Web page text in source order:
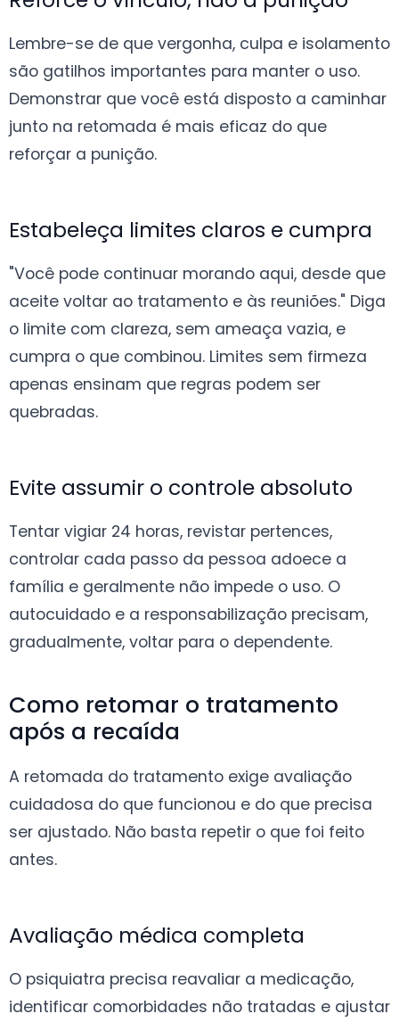
Lembre-se de que vergonha, culpa e isolamento
são gatilhos importantes para manter o uso.
Demonstrar que você está disposto a caminhar
junto na retomada é mais eficaz do que
reforçar a punição.
Estabeleça limites claros e cumpra
"Você pode continuar morando aqui, desde que
aceite voltar ao tratamento e às reuniões." Diga
o limite com clareza, sem ameaça vazia, e
cumpra o que combinou. Limites sem firmeza
apenas ensinam que regras podem ser
quebradas.
Evite assumir o controle absoluto
Tentar vigiar 24 horas, revistar pertences,
controlar cada passo da pessoa adoece a
família e geralmente não impede o uso. O
autocuidado e a responsabilização precisam,
gradualmente, voltar para o dependente.
Como retomar o tratamento
após a recaída
A retomada do tratamento exige avaliação
cuidadosa do que funcionou e do que precisa
ser ajustado. Não basta repetir o que foi feito
antes.
Avaliação médica completa
O psiquiatra precisa reavaliar a medicação,
identificar comorbidades não tratadas e ajustar